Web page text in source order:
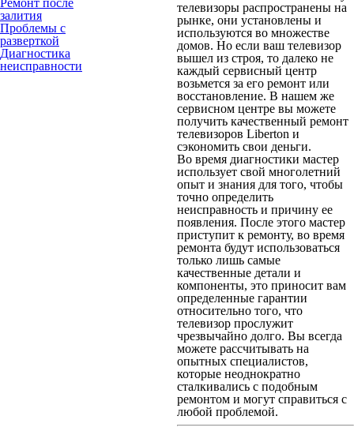
Ремонт после
залития
Проблемы с
разверткой
Диагностика
неисправности
телевизоры распространены на
рынке, они установлены и
используются во множестве
домов. Но если ваш телевизор
вышел из строя, то далеко не
каждый сервисный центр
возьмется за его ремонт или
восстановление. В нашем же
сервисном центре вы можете
получить качественный ремонт
телевизоров Liberton и
сэкономить свои деньги.
Во время диагностики мастер
использует свой многолетний
опыт и знания для того, чтобы
точно определить
неисправность и причину ее
появления. После этого мастер
приступит к ремонту, во время
ремонта будут использоваться
только лишь самые
качественные детали и
компоненты, это приносит вам
определенные гарантии
относительно того, что
телевизор прослужит
чрезвычайно долго. Вы всегда
можете рассчитывать на
опытных специалистов,
которые неоднократно
сталкивались с подобным
ремонтом и могут справиться с
любой проблемой.